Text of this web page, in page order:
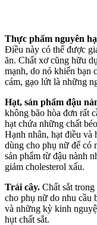
Thực phẩm nguyên
Điều này có thể được
ăn. Chất xơ cũng hữu
mạnh, do nó khiến bạn
cám, gạo lứt là những
Hạt, sản phẩm đậu
không bão hòa đơn rất
hạt chứa những chất
Hạnh nhân, hạt điều và
dùng cho phụ nữ để có
sản phẩm từ đậu nành
giảm cholesterol xấu.
Trái cây. Chất sắt
cho phụ nữ do nhu cầu
và những kỳ kinh
hụt chất sắt.